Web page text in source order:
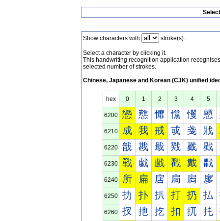
Show characters with stroke(s).
Select a character by clicking it.
This handwriting recognition application
selected number of strokes.
Chinese, Japanese and Korean (CJK) unified
hex 0 1 2 3 4 5
6200 戀 戁 戂 戃 戄 戅
6210 成 我 戒 戓 戔 戕
6220 戠 戡 戢 戣 戤 戥
6230 戰 戱 戲 戳 戴 戵
6240 所 扁 扂 扃 扄 扅
6250 扐 扑 扒 打 扔 払
6260 扠 扡 扢 扣 扤 扥